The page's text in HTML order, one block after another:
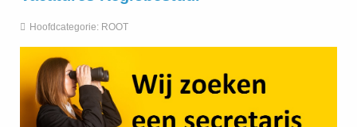
Hoofdcategorie: ROOT